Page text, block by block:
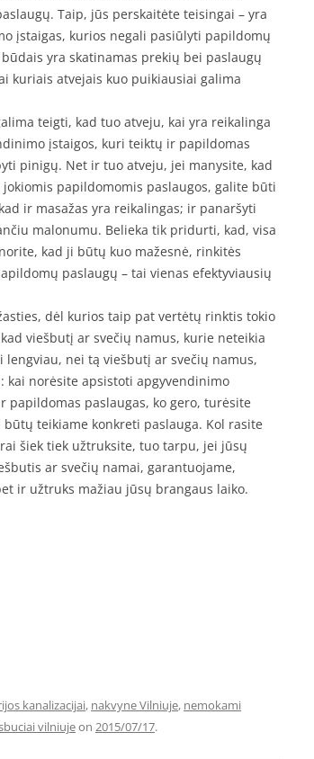
Taip, jūs perskaitėte teisingai – yra
įstaigas, kurios negali pasiūlyti papildomų
yra skatinamas prekių bei paslaugų
kuriais atvejais kuo puikiausiai galima
teigti, kad tuo atveju, kai yra reikalinga
įstaigos, kuri teiktų ir papildomas
pinigų. Net ir tuo atveju, jei manysite, kad
papildomomis paslaugos, galite būti
ir masažas yra reikalingas; ir panaršyti
malonumu. Belieka tik pridurti, kad, visa
kad ji būtų kuo mažesnė, rinkitės
paslaugų – tai vienas efektyviausių
dėl kurios taip pat vertėtų rinktis tokio
viešbutį ar svečių namus, kurie neteikia
nei tą viešbutį ar svečių namus,
norėsite apsistoti apgyvendinimo
paslaugas, ko gero, turėsite
teikiame konkreti paslauga. Kol rasite
šiek tiek užtruksite, tuo tarpu, jei jūsų
ar svečių namai, garantuojame,
ir užtruks mažiau jūsų brangaus laiko.
kanalizacijai, nakvyne Vilniuje, nemokami
vilniujeon 2015/07/17.